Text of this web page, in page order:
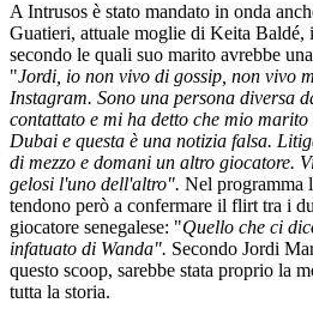
A Intrusos è stato mandato in onda
Guatieri, attuale moglie di Keita Baldé,
secondo le quali suo marito avrebbe
"Jordi, io non vivo di gossip, non vivo
Instagram. Sono una persona diversa
contattato e mi ha detto che mio
Dubai e questa è una notizia falsa.
di mezzo e domani un altro giocatore.
gelosi l'uno dell'altro". Nel programma
tendono però a confermare il flirt tra i
giocatore senegalese: "Quello che ci
infatuato di Wanda". Secondo Jordi
questo scoop, sarebbe stata proprio la
tutta la storia.